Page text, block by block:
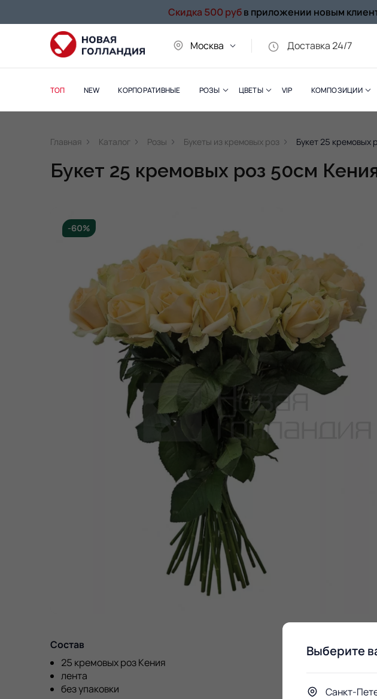
Скидка 500 рубв приложении новым
Москва Доставка 24/7
ТОП NEW КОРПОРАТИВНЫЕ РОЗЫ ЦВЕТЫ VIP КОМПОЗИЦИИ
Главная Каталог Розы Букеты из кремовых роз Букет 25 кремовых
Букет 25 кремовых роз 50см
-60%
Состав
25 кремовых роз Кения
лента
без упаковки
Выберите
Санкт-